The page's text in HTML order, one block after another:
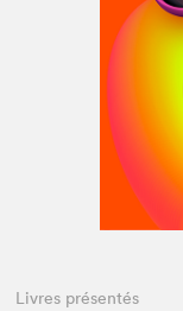
Espace
Livres présentés